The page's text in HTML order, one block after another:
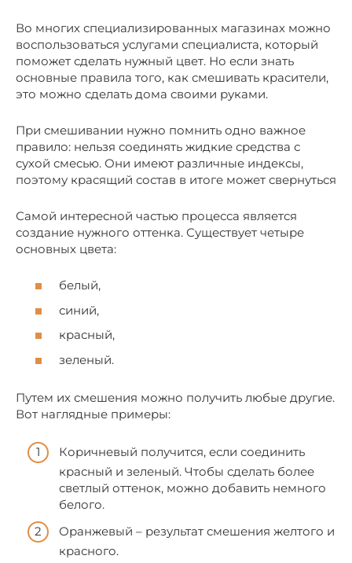
Во многих специализированных магазинах можно
воспользоваться услугами специалиста, который
поможет сделать нужный цвет. Но если знать
основные правила того, как смешивать красители,
это можно сделать дома своими руками.
При смешивании нужно помнить одно важное
правило: нельзя соединять жидкие средства с
сухой смесью. Они имеют различные индексы,
поэтому красящий состав в итоге может свернуться
Самой интересной частью процесса является
создание нужного оттенка. Существует четыре
основных цвета:
белый,
синий,
красный,
зеленый.
Путем их смешения можно получить любые другие.
Вот наглядные примеры:
Коричневый получится, если соединить
красный и зеленый. Чтобы сделать более
светлый оттенок, можно добавить немного
белого.
Оранжевый – результат смешения желтого и
красного.